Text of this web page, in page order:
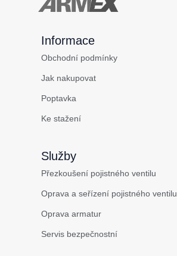
Informace
Obchodní podmínky
Jak nakupovat
Poptavka
Ke stažení
Služby
Přezkoušení pojistného ventilu
Oprava a seřízení pojistného ventilu
Oprava armatur
Servis bezpečnostní